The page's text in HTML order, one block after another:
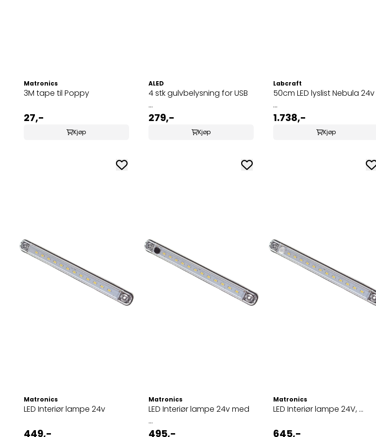
Matronics
3M tape til Poppy
27,-
Kjøp
ALED
4 stk gulvbelysning for USB
...
279,-
Kjøp
Labcraft
50cm LED lyslist Nebula 24v
...
1.738,-
Kjøp
Matronics
LED Interiør lampe 24v
449,-
Matronics
LED Interiør lampe 24v med
...
495,-
Matronics
LED Interiør lampe 24V, ...
645,-